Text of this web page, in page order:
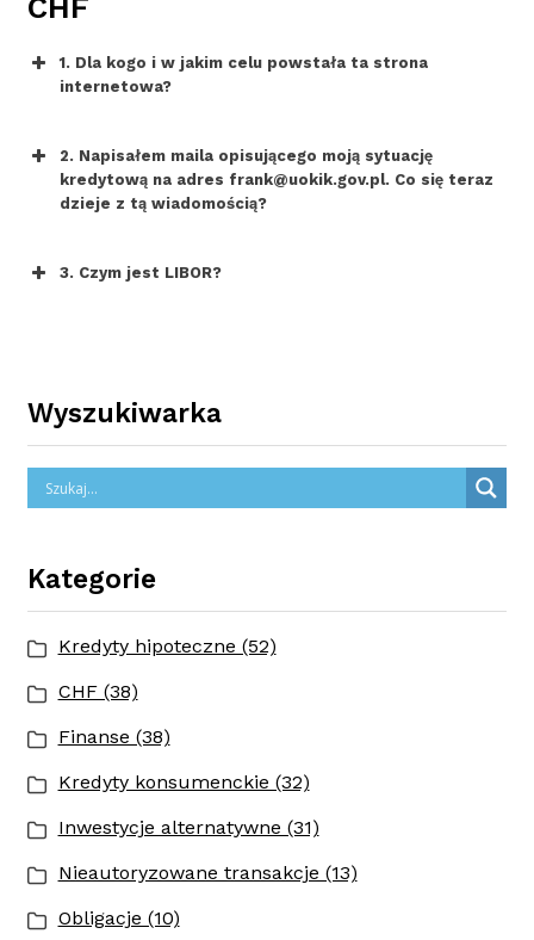
1. Dla kogo i w jakim celu powstała ta strona
internetowa?
2. Napisałem maila opisującego moją sytuację
kredytową na adres frank@uokik.gov.pl. Co się teraz
dzieje z tą wiadomością?
3. Czym jest LIBOR?
Wyszukiwarka
Kategorie
Kredyty hipoteczne (52)
CHF (38)
Finanse (38)
Kredyty konsumenckie (32)
Inwestycje alternatywne (31)
Nieautoryzowane transakcje (13)
Obligacje (10)